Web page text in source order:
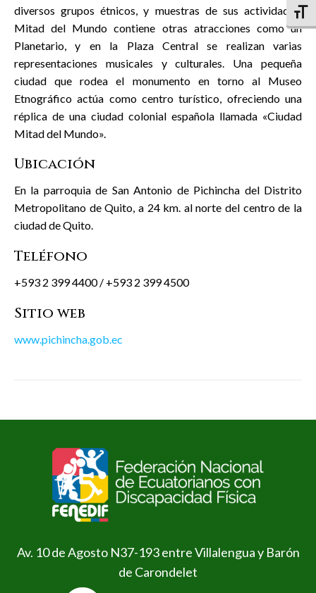
diversos grupos étnicos, y muestras de sus actividades.
Mitad del Mundo contiene otras atracciones como un
Planetario, y en la Plaza Central se realizan varias
representaciones musicales y culturales. Una pequeña
ciudad que rodea el monumento en torno al Museo
Etnográfico actúa como centro turístico, ofreciendo una
réplica de una ciudad colonial española llamada «Ciudad
Mitad del Mundo».
Ubicación
En la parroquia de San Antonio de Pichincha del Distrito
Metropolitano de Quito, a 24 km. al norte del centro de la
ciudad de Quito.
Teléfono
+593 2 399 4400 / +593 2 399 4500
Sitio web
www.pichincha.gob.ec
Av. 10 de Agosto N37-193 entre Villalengua y Barón
de Carondelet